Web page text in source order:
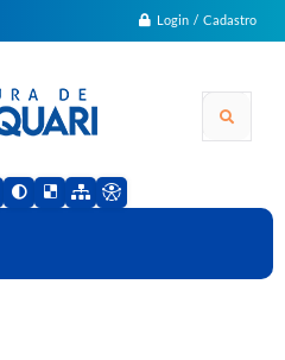
Login / Cadastro